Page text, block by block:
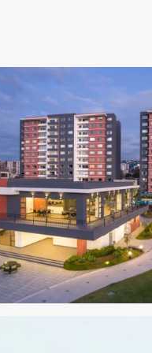
Q 8,374*
MADRID 2
1 baño 1 parqueo